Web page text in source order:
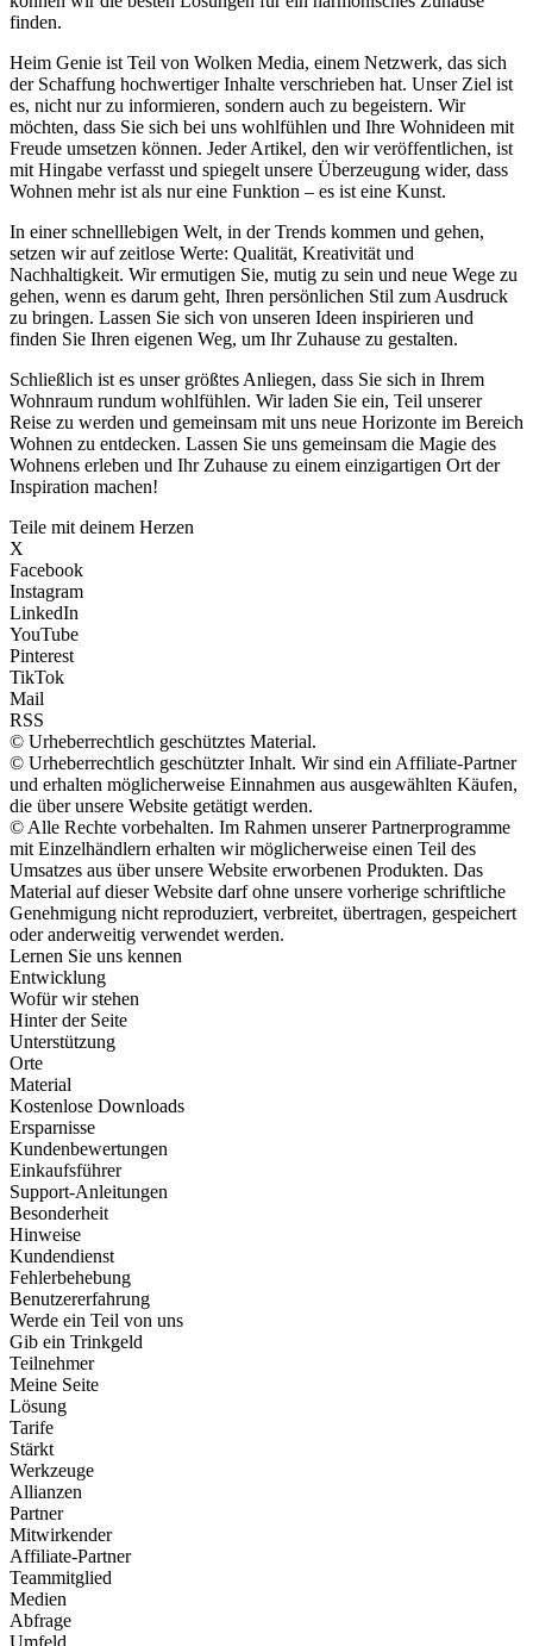
finden.
Heim Genie ist Teil von Wolken Media, einem Netzwerk, das sich
der Schaffung hochwertiger Inhalte verschrieben hat. Unser Ziel ist
es, nicht nur zu informieren, sondern auch zu begeistern. Wir
möchten, dass Sie sich bei uns wohlfühlen und Ihre Wohnideen mit
Freude umsetzen können. Jeder Artikel, den wir veröffentlichen, ist
mit Hingabe verfasst und spiegelt unsere Überzeugung wider, dass
Wohnen mehr ist als nur eine Funktion – es ist eine Kunst.
In einer schnelllebigen Welt, in der Trends kommen und gehen,
setzen wir auf zeitlose Werte: Qualität, Kreativität und
Nachhaltigkeit. Wir ermutigen Sie, mutig zu sein und neue Wege zu
gehen, wenn es darum geht, Ihren persönlichen Stil zum Ausdruck
zu bringen. Lassen Sie sich von unseren Ideen inspirieren und
finden Sie Ihren eigenen Weg, um Ihr Zuhause zu gestalten.
Schließlich ist es unser größtes Anliegen, dass Sie sich in Ihrem
Wohnraum rundum wohlfühlen. Wir laden Sie ein, Teil unserer
Reise zu werden und gemeinsam mit uns neue Horizonte im Bereich
Wohnen zu entdecken. Lassen Sie uns gemeinsam die Magie des
Wohnens erleben und Ihr Zuhause zu einem einzigartigen Ort der
Inspiration machen!
Teile mit deinem Herzen
X
Facebook
Instagram
LinkedIn
YouTube
Pinterest
TikTok
Mail
RSS
© Urheberrechtlich geschütztes Material.
© Urheberrechtlich geschützter Inhalt. Wir sind ein Affiliate-Partner
und erhalten möglicherweise Einnahmen aus ausgewählten Käufen,
die über unsere Website getätigt werden.
© Alle Rechte vorbehalten. Im Rahmen unserer Partnerprogramme
mit Einzelhändlern erhalten wir möglicherweise einen Teil des
Umsatzes aus über unsere Website erworbenen Produkten. Das
Material auf dieser Website darf ohne unsere vorherige schriftliche
Genehmigung nicht reproduziert, verbreitet, übertragen, gespeichert
oder anderweitig verwendet werden.
Lernen Sie uns kennen
Entwicklung
Wofür wir stehen
Hinter der Seite
Unterstützung
Orte
Material
Kostenlose Downloads
Ersparnisse
Kundenbewertungen
Einkaufsführer
Support-Anleitungen
Besonderheit
Hinweise
Kundendienst
Fehlerbehebung
Benutzererfahrung
Werde ein Teil von uns
Gib ein Trinkgeld
Teilnehmer
Meine Seite
Lösung
Tarife
Stärkt
Werkzeuge
Allianzen
Partner
Mitwirkender
Affiliate-Partner
Teammitglied
Medien
Abfrage